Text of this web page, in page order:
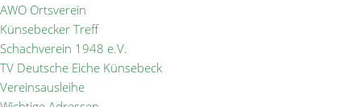
AWO Ortsverein
Künsebecker Treff
Schachverein 1948 e.V.
TV Deutsche Eiche Künsebeck
Vereinsausleihe